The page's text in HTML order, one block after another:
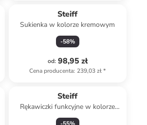
Steiff
Sukienka w kolorze kremowym
-58%
od: 98,95 zł
Cena producenta: 239,03 zł*
Steiff
Rękawiczki funkcyjne w kolorze
granatowym